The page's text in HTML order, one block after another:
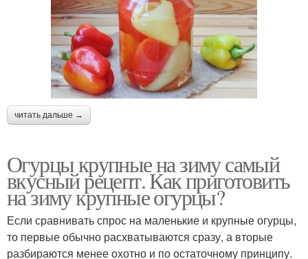
читать дальше →
Огурцы крупные на зиму самый
вкусный рецепт. Как приготовить
на зиму крупные огурцы?
Если сравнивать спрос на маленькие и крупные огурцы,
то первые обычно расхватываются сразу, а вторые
разбираются менее охотно и по остаточному принципу.